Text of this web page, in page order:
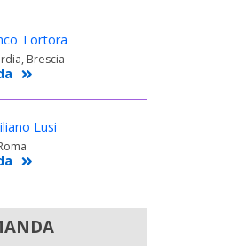
Tortora
Brescia
Lusi